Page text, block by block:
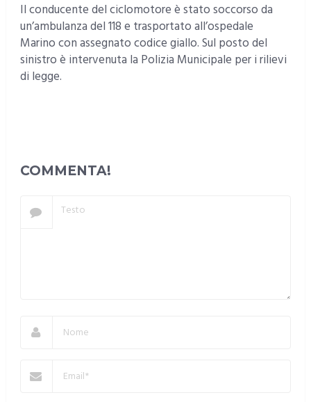
Il conducente del ciclomotore è stato soccorso da
un’ambulanza del 118 e trasportato all’ospedale
Marino con assegnato codice giallo. Sul posto del
sinistro è intervenuta la Polizia Municipale per i rilievi
di legge.
COMMENTA!